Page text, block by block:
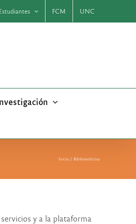
FCM UNC
Inicio Bibliomedicina
y a la plataforma